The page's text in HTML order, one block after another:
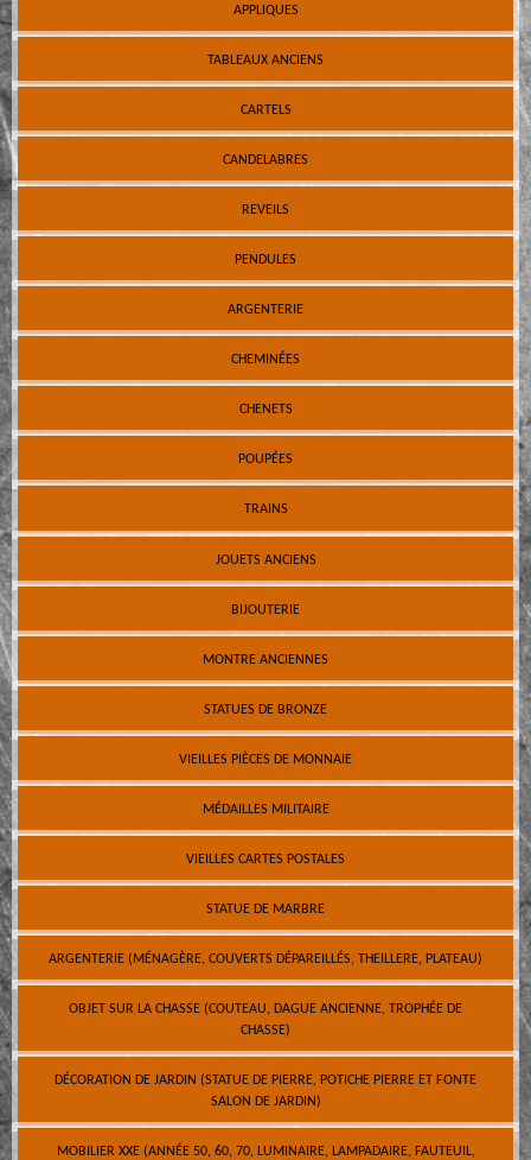
APPLIQUES
TABLEAUX ANCIENS
CARTELS
CANDELABRES
REVEILS
PENDULES
ARGENTERIE
CHEMINÉES
CHENETS
POUPÉES
TRAINS
JOUETS ANCIENS
BIJOUTERIE
MONTRE ANCIENNES
STATUES DE BRONZE
VIEILLES PIÈCES DE MONNAIE
MÉDAILLES MILITAIRE
VIEILLES CARTES POSTALES
STATUE DE MARBRE
ARGENTERIE (MÉNAGÈRE, COUVERTS DÉPAREILLÉS, THEILLERE, PLATEAU)
OBJET SUR LA CHASSE (COUTEAU, DAGUE ANCIENNE, TROPHÉE DE
CHASSE)
DÉCORATION DE JARDIN (STATUE DE PIERRE, POTICHE PIERRE ET FONTE
SALON DE JARDIN)
MOBILIER XXE (ANNÉE 50, 60, 70, LUMINAIRE, LAMPADAIRE, FAUTEUIL,